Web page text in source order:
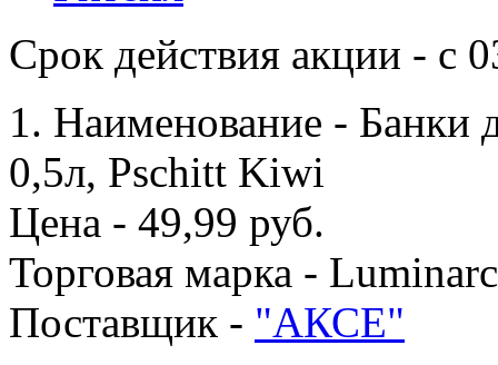
Срок действия акции - с
1. Наименование - Банки
0,5л, Pschitt Kiwi
Цена - 49,99 руб.
Торговая марка - Luminarc
Поставщик - "АКСЕ"